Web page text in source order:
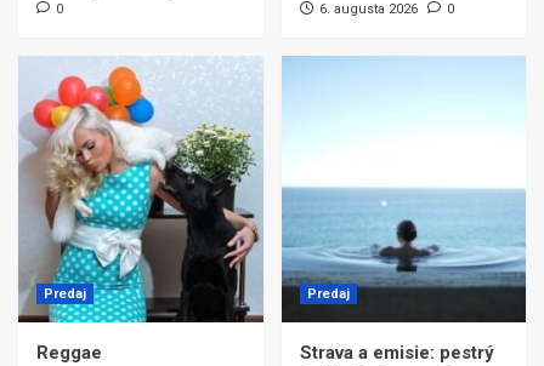
0
6. augusta 2026
0
Predaj
Reggae
Predaj
Strava a emisie: pestrý